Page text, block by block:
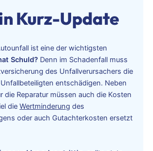
Kurz-Update
ist eine der wichtigsten
Schuld? Denn im Schadenfall muss
des Unfallverursachers die
entschädigen. Neben
die Reparatur müssen auch die Kosten
die Wertminderung des
oder auch Gutachterkosten ersetzt